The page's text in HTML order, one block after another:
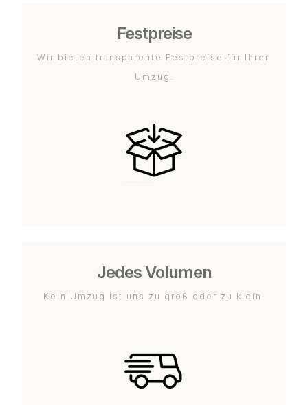
Festpreise
Wir bieten transparente Festpreise für Ihren
Umzug.
Jedes Volumen
Kein Umzug ist uns zu groß oder zu klein.